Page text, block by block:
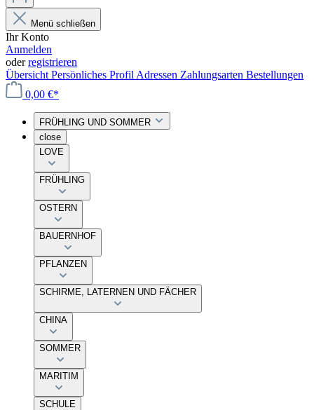
Menü schließen
Ihr Konto
Anmelden
oderregistrieren
Übersicht Persönliches Profil Adressen Zahlungsarten Bestellungen
0,00 €*
FRÜHLING UND SOMMER
close
LOVE
FRÜHLING
OSTERN
BAUERNHOF
PFLANZEN
SCHIRME, LATERNEN UND FÄCHER
CHINA
SOMMER
MARITIM
SCHULE